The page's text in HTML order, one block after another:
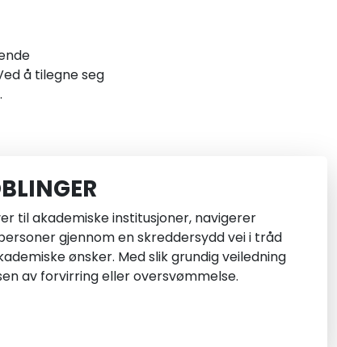
å tilegne seg
til akademiske institusjoner, navigerer
gjennom en skreddersydd vei i tråd
ønsker. Med slik grundig veiledning
av forvirring eller oversvømmelse.